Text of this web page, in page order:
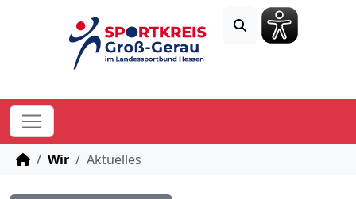
STARTSEITE
Wir Aktuelles